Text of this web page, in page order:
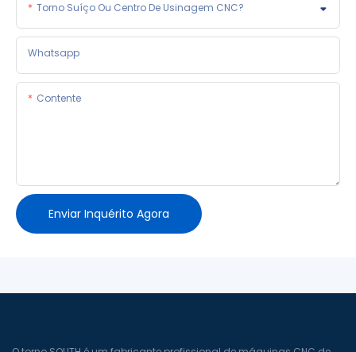
Torno Suíço Ou Centro De Usinagem CNC?
Whatsapp
Contente
Enviar Inquérito Agora